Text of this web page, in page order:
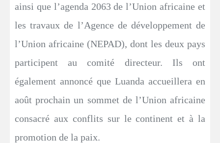
ainsi que l’agenda 2063 de l’Union africaine et
les travaux de l’Agence de développement de
l’Union africaine (NEPAD), dont les deux pays
participent au comité directeur. Ils ont
également annoncé que Luanda accueillera en
août prochain un sommet de l’Union africaine
consacré aux conflits sur le continent et à la
promotion de la paix.